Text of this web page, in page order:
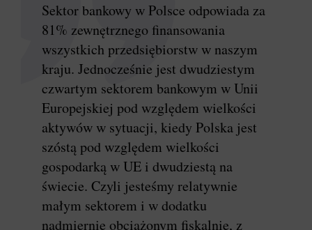
Sektor bankowy w Polsce odpowiada za
81% zewnętrznego finansowania
wszystkich przedsiębiorstw w naszym
kraju. Jednocześnie jest dwudziestym
czwartym sektorem bankowym w Unii
Europejskiej pod względem wielkości
aktywów w sytuacji, kiedy Polska jest
szóstą pod względem wielkości
gospodarką w UE i dwudziestą na
świecie. Czyli jesteśmy relatywnie
małym sektorem i w dodatku
nadmiernie obciążonym fiskalnie, z